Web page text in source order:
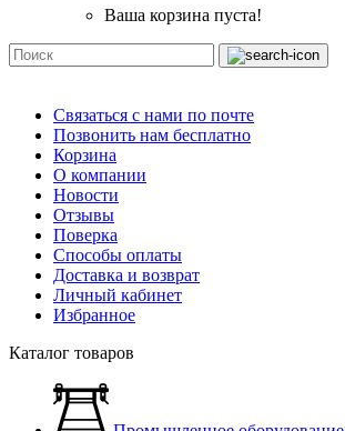
Ваша корзина пуста!
Связаться с нами по почте
Позвонить нам бесплатно
Корзина
О компании
Новости
Отзывы
Поверка
Способы оплаты
Доставка и возврат
Личный кабинет
Избранное
Каталог товаров